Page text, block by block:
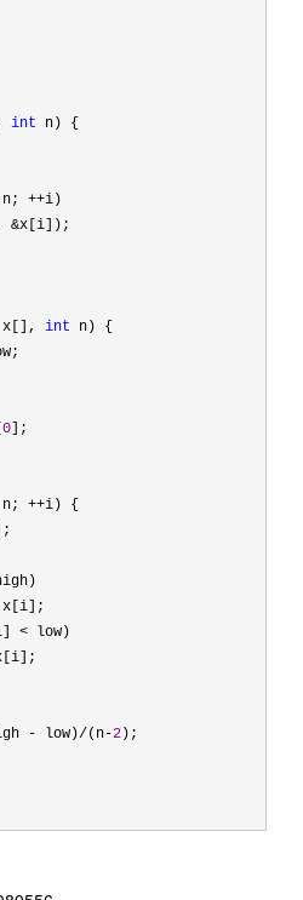
int
++
&
x[], int
0
++
<
- low)/(n-
2